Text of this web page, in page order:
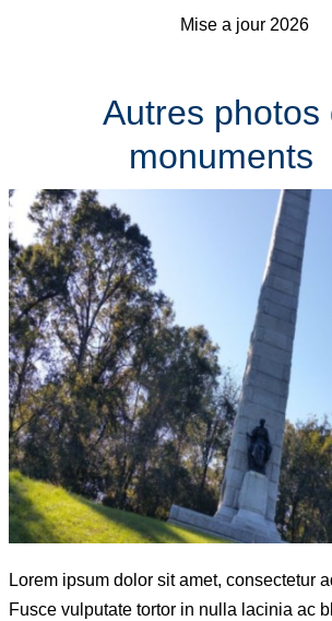
Mise a jour 2026
Autres photos
monuments
Lorem ipsum dolor sit amet, consectetur
Fusce vulputate tortor in nulla lacinia ac